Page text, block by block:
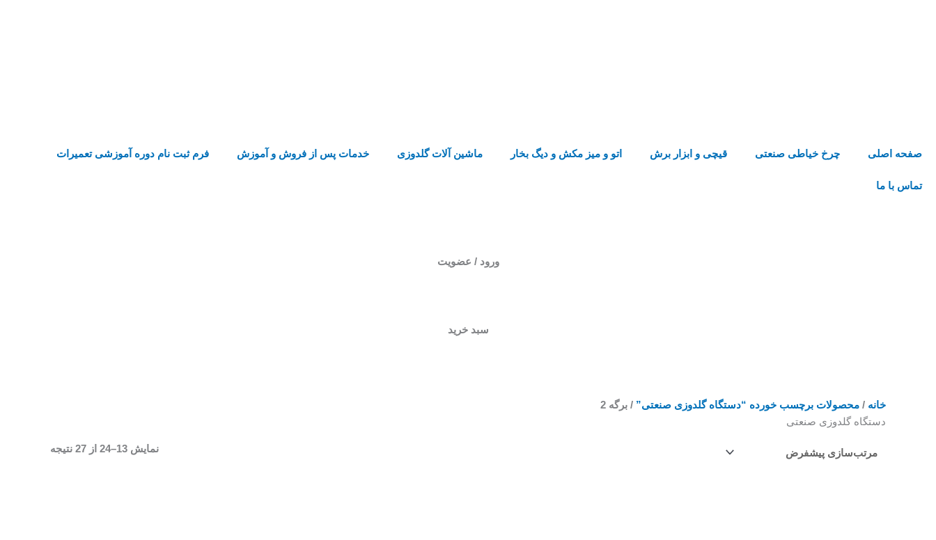
صفحه اصلی چرخ خیاطی صنعتی قیچی و ابزار برش اتو و میز مکش و دیگ بخار ماشین آلات گلدوزی خدمات پس از فروش و آموزش فرم ثبت نام دوره آموزشی تعمیرات
تماس با ما
ورود / عضویت
سبد خرید
خانه / محصولات برچسب خورده “دستگاه گلدوزی صنعتی” / برگه 2
دستگاه گلدوزی صنعتی
نمایش 13–24 از 27 نتیجه